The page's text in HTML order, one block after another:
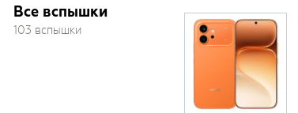
Все вспышки
103 вспышки